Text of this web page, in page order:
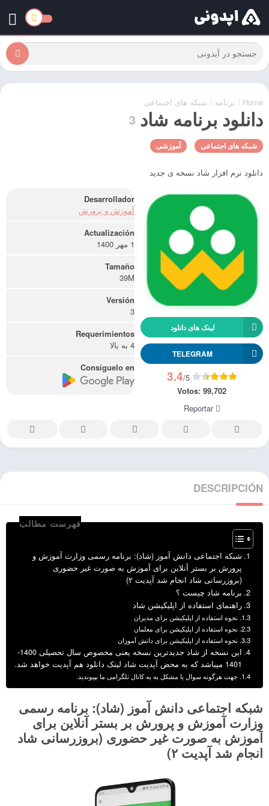
Home
/ برنامه / شبکه های اجتماعی
دانلود برنامه شاد 3
شبکه های اجتماعی آموزشی
دانلود نرم افزار شاد نسخه ی جدید
لینک های دانلود
TELEGRAM
3.4/5
Votos: 99,702
Reportar
Desarrollador
آموزش و پرورش
Actualización
1 مهر 1400
Tamaño
39M
Versión
3
Requerimientos
4 به بالا
Consíguelo en
DESCRIPCIÓN
فهرست مطالب
شبکه اجتماعی دانش آموز (شاد): برنامه رسمی وزارت آموزش و
پرورش بر بستر آنلاین برای آموزش به صورت غیر حضوری
(بروزرسانی شاد انجام شد آپدیت ۲)
برنامه شاد چیست ؟
راهنمای استفاده از اپلیکیشن شاد
نحوه استفاده از اپلیکیشن برای مدیران
نحوه استفاده از اپلیکیشن برای معلمان
نحوه استفاده از اپلیکیشن برای دانش آموزان
این نسخه از شاد جدیدترین نسخه یعنی مخصوص سال تحصیلی 1400-
1401 میباشد که به محض آپدیت شاد لینک دانلود هم آپدیت خواهد شد.
جهت هرگونه سوال یا مشکل به به کانال تلگرامی ما بپیوندید.
شبکه اجتماعی دانش آموز (شاد): برنامه رسمی
وزارت آموزش و پرورش بر بستر آنلاین برای
آموزش به صورت غیر حضوری (بروزرسانی شاد
انجام شد آپدیت ۲)